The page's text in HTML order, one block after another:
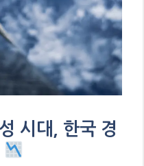
시대, 한국 경